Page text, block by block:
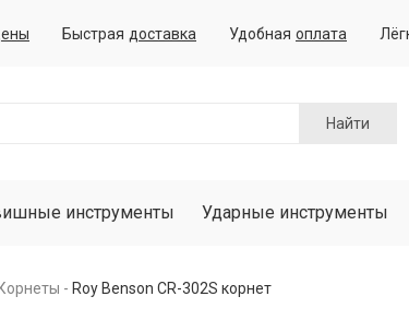
Быстрая доставка Удобная оплата
Найти
инструменты Ударные инструменты
Корнеты Roy Benson CR-302S корнет